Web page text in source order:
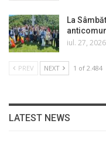
La
iul. 27, 2026
PREV NEXT 1 of 2.484
LATEST NEWS